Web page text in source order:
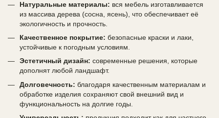
Натуральные материалы: вся мебель изготавливается
из массива дерева (сосна, ясень), что обеспечивает её
экологичность и прочность.
Качественное покрытие: безопасные краски и лаки,
устойчивые к погодным условиям.
Эстетичный дизайн: современные решения, которые
дополнят любой ландшафт.
Долговечность: благодаря качественным материалам и
обработке изделия сохраняют свой внешний вид и
функциональность на долгие годы.